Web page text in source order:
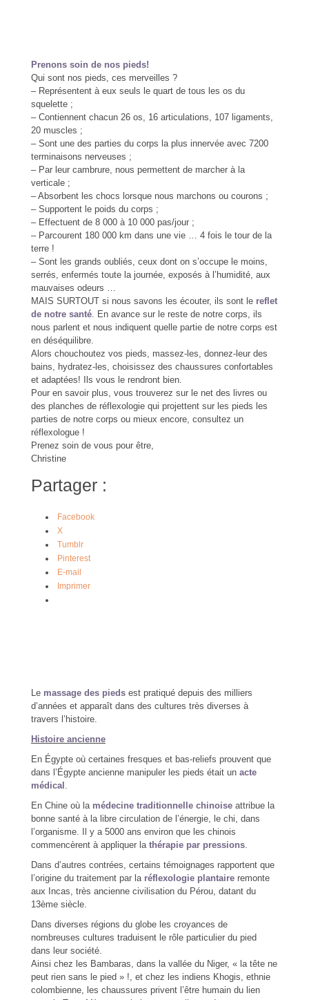
Prenons soin de nos pieds!
Qui sont nos pieds, ces merveilles ?
– Représentent à eux seuls le quart de tous les os du
squelette ;
– Contiennent chacun 26 os, 16 articulations, 107 ligaments,
20 muscles ;
– Sont une des parties du corps la plus innervée avec 7200
terminaisons nerveuses ;
– Par leur cambrure, nous permettent de marcher à la
verticale ;
– Absorbent les chocs lorsque nous marchons ou courons ;
– Supportent le poids du corps ;
– Effectuent de 8 000 à 10 000 pas/jour ;
– Parcourent 180 000 km dans une vie … 4 fois le tour de la
terre !
– Sont les grands oubliés, ceux dont on s’occupe le moins,
serrés, enfermés toute la journée, exposés à l’humidité, aux
mauvaises odeurs …
MAIS SURTOUT si nous savons les écouter, ils sont le reflet
de notre santé. En avance sur le reste de notre corps, ils
nous parlent et nous indiquent quelle partie de notre corps est
en déséquilibre.
Alors chouchoutez vos pieds, massez-les, donnez-leur des
bains, hydratez-les, choisissez des chaussures confortables
et adaptées! Ils vous le rendront bien.
Pour en savoir plus, vous trouverez sur le net des livres ou
des planches de réflexologie qui projettent sur les pieds les
parties de notre corps ou mieux encore, consultez un
réflexologue !
Prenez soin de vous pour être,
Christine
Partager :
Facebook
X
Tumblr
Pinterest
E-mail
Imprimer
Le massage des pieds est pratiqué depuis des milliers
d’années et apparaît dans des cultures très diverses à
travers l’histoire.
Histoire ancienne
En Égypte où certaines fresques et bas-reliefs prouvent que
dans l’Égypte ancienne manipuler les pieds était un acte
médical .
En Chine où la médecine traditionnelle chinoise attribue la
bonne santé à la libre circulation de l’énergie, le chi, dans
l’organisme. Il y a 5000 ans environ que les chinois
commencèrent à appliquer la thérapie par pressions.
Dans d’autres contrées, certains témoignages rapportent que
l’origine du traitement par la réflexologie plantaire remonte
aux Incas, très ancienne civilisation du Pérou, datant du
13ème siècle.
Dans diverses régions du globe les croyances de
nombreuses cultures traduisent le rôle particulier du pied
dans leur société.
Ainsi chez les Bambaras, dans la vallée du Niger, « la tête ne
peut rien sans le pied » !, et chez les indiens Khogis, ethnie
colombienne, les chaussures privent l’être humain du lien